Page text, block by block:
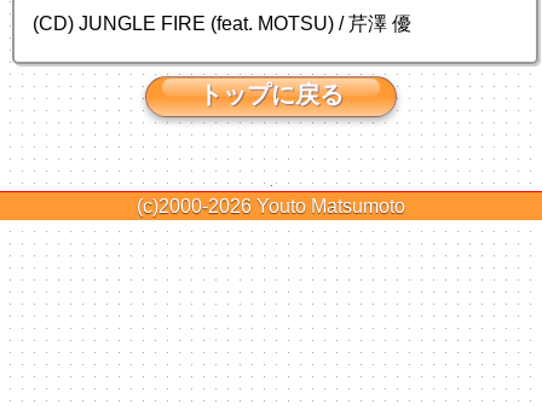
(CD) JUNGLE FIRE (feat. MOTSU) / 芹澤 優
トップに戻る
(c)2000-2026 Youto Matsumoto